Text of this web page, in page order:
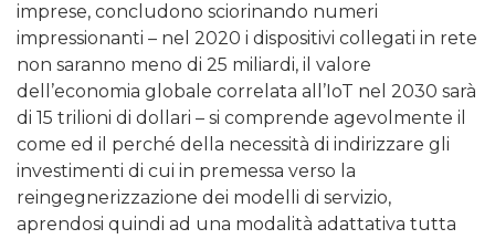
imprese, concludono sciorinando numeri
impressionanti – nel 2020 i dispositivi collegati in rete
non saranno meno di 25 miliardi, il valore
dell’economia globale correlata all’IoT nel 2030 sarà
di 15 trilioni di dollari – si comprende agevolmente il
come ed il perché della necessità di indirizzare gli
investimenti di cui in premessa verso la
reingegnerizzazione dei modelli di servizio,
aprendosi quindi ad una modalità adattativa tutta